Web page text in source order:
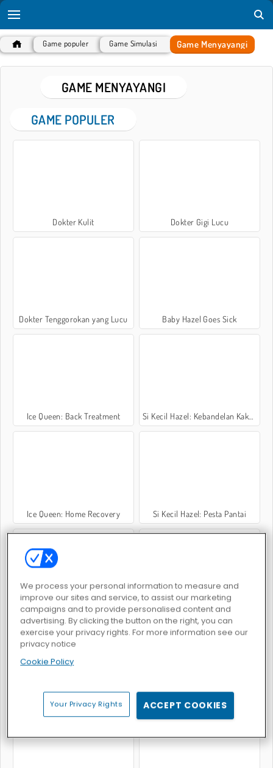
Game populer Game Simulasi Game Menyayangi
GAME MENYAYANGI
GAME POPULER
Dokter Kulit Dokter Gigi Lucu
Dokter Tenggorokan yang Lucu Baby Hazel Goes Sick
Ice Queen: Back Treatment Si Kecil Hazel: Kebandelan Kakak Adik
Ice Queen: Home Recovery Si Kecil Hazel: Pesta Pantai
Bayi Hazel: Dokter-dokteran Doctor Pets
Bayi Hazel: Bersih-Bersih Bayi Hazel: Perawatan Rambut
We process your personal information to measure and
improve our sites and service, to assist our marketing
campaigns and to provide personalised content and
advertising. By clicking the button on the right, you can
exercise your privacy rights. For more information see our
privacy notice
Cookie Policy
Your Privacy Rights ACCEPT COOKIES